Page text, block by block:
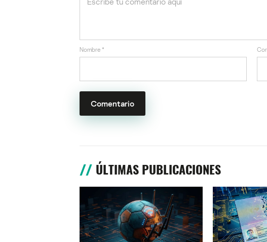
Nombre *
ÚLTIMAS PUBLICACIONES